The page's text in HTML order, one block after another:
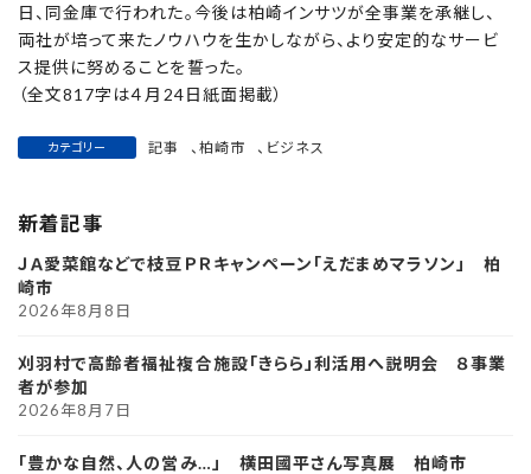
日、同金庫で行われた。今後は柏崎インサツが全事業を承継し、
両社が培って来たノウハウを生かしながら、より安定的なサービ
ス提供に努めることを誓った。
（全文817字は４月24日紙面掲載）
カテゴリー 記事 、 柏崎市 、 ビジネス
新着記事
ＪＡ愛菜館などで枝豆ＰＲキャンペーン「えだまめマラソン」 柏
崎市
2026年8月8日
刈羽村で高齢者福祉複合施設「きらら」利活用へ説明会 ８事業
者が参加
2026年8月7日
「豊かな自然、人の営み…」 横田國平さん写真展 柏崎市